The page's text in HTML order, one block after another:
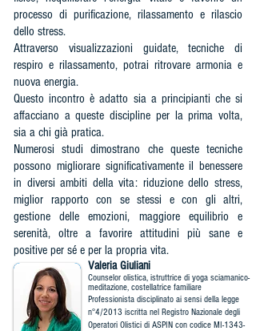
processo di purificazione, rilassamento e rilascio
dello stress.
Attraverso visualizzazioni guidate, tecniche di
respiro e rilassamento, potrai ritrovare armonia e
nuova energia.
Questo incontro è adatto sia a principianti che si
affacciano a queste discipline per la prima volta,
sia a chi già pratica.
Numerosi studi dimostrano che queste tecniche
possono migliorare significativamente il benessere
in diversi ambiti della vita: riduzione dello stress,
miglior rapporto con se stessi e con gli altri,
gestione delle emozioni, maggiore equilibrio e
serenità, oltre a favorire attitudini più sane e
positive per sé e per la propria vita.
Valeria Giuliani
Counselor olistica, istruttrice di yoga sciamanico-
meditazione, costellatrice familiare
Professionista disciplinato ai sensi della legge
n°4/2013 iscritta nel Registro Nazionale degli
Operatori Olistici di ASPIN con codice MI-1343-